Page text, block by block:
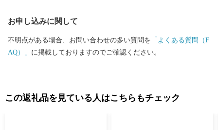
滞在にも適した地域と言えます。 ＜ワンストップ申請書送付先＞
お申し込みに関して
不明点がある場合、お問い合わせの多い質問を 「よくある質問（F
AQ）」 に掲載しておりますのでご確認ください。
この返礼品を見ている人はこちらもチェック